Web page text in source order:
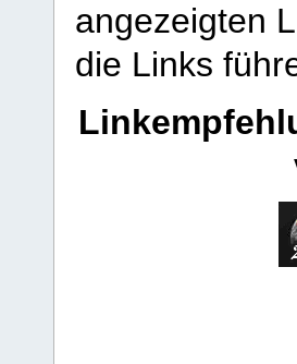
angezeigten
die Links